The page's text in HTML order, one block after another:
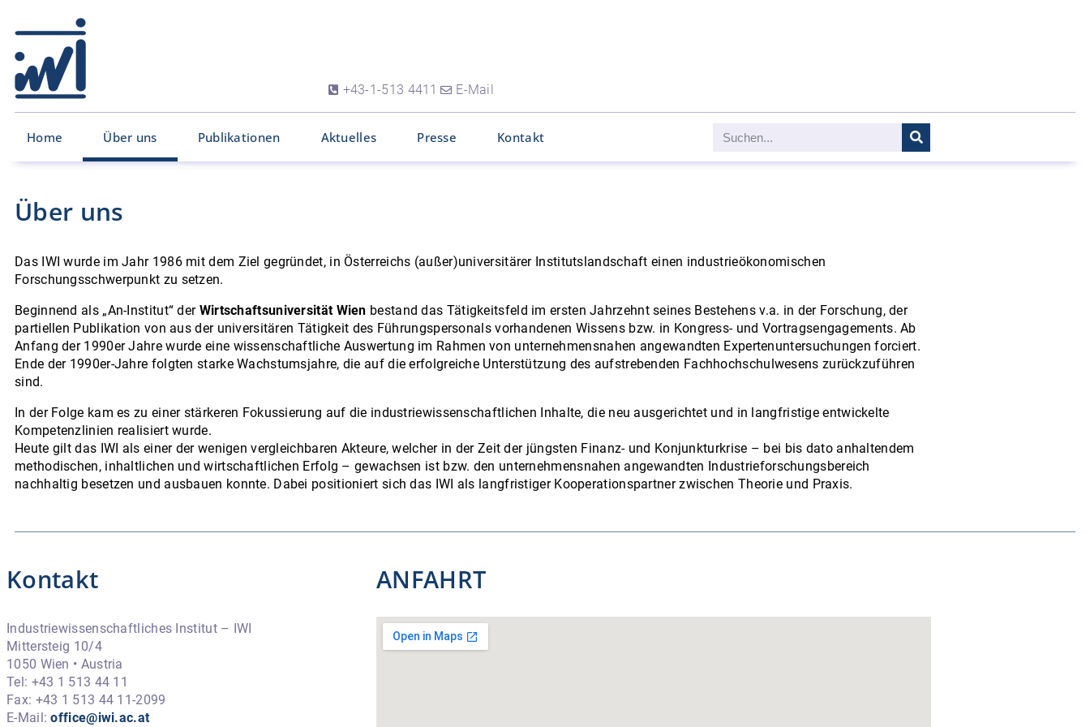
+43-1-513 4411 E-Mail
Home Über uns Publikationen Aktuelles Presse Kontakt
Über uns
Das IWI wurde im Jahr 1986 mit dem Ziel gegründet, in Österreichs (außer)universitärer Institutslandschaft einen industrieökonomischen
Forschungsschwerpunkt zu setzen.
Beginnend als „An-Institut“ der Wirtschaftsuniversität Wien bestand das Tätigkeitsfeld im ersten Jahrzehnt seines Bestehens v.a. in der Forschung, der
partiellen Publikation von aus der universitären Tätigkeit des Führungspersonals vorhandenen Wissens bzw. in Kongress- und Vortragsengagements. Ab
Anfang der 1990er Jahre wurde eine wissenschaftliche Auswertung im Rahmen von unternehmensnahen angewandten Expertenuntersuchungen forciert.
Ende der 1990er-Jahre folgten starke Wachstumsjahre, die auf die erfolgreiche Unterstützung des aufstrebenden Fachhochschulwesens zurückzuführen
sind.
In der Folge kam es zu einer stärkeren Fokussierung auf die industriewissenschaftlichen Inhalte, die neu ausgerichtet und in langfristige entwickelte
Kompetenzlinien realisiert wurde.
Heute gilt das IWI als einer der wenigen vergleichbaren Akteure, welcher in der Zeit der jüngsten Finanz- und Konjunkturkrise – bei bis dato anhaltendem
methodischen, inhaltlichen und wirtschaftlichen Erfolg – gewachsen ist bzw. den unternehmensnahen angewandten Industrieforschungsbereich
nachhaltig besetzen und ausbauen konnte. Dabei positioniert sich das IWI als langfristiger Kooperationspartner zwischen Theorie und Praxis.
Kontakt
Industriewissenschaftliches Institut – IWI
Mittersteig 10/4
1050 Wien • Austria
Tel: +43 1 513 44 11
Fax: +43 1 513 44 11-2099
E-Mail:office@iwi.ac.at
ANFAHRT